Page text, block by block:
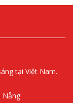
tại Việt Nam.
Nẵng